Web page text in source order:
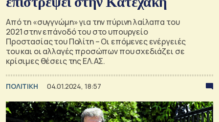
Από τη «συγγνώμη» για την πύρινη λαίλαπα του
2021 στην επάνοδό του στο υπουργείο
Προστασίας του Πολίτη – Οι επόμενες ενέργειές
του και οι αλλαγές προσώπων που σχεδιάζει σε
κρίσιμες θέσεις της ΕΛ.ΑΣ.
ΠΟΛΙΤΙΚΗ 04.01.2024, 18:57